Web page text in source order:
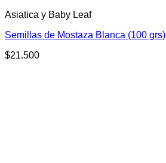
Asiatica y Baby Leaf
Semillas de Mostaza Blanca (100 grs)
$21.500